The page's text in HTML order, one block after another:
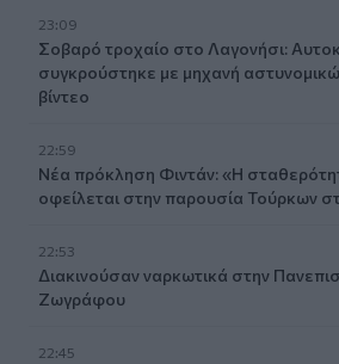
23:09
Σοβαρό τροχαίο στο Λαγονήσι:
συγκρούστηκε με μηχανή
βίντεο
22:59
Νέα πρόκληση Φιντάν: «Η
οφείλεται στην παρουσία Τούρκων
22:53
Διακινούσαν ναρκωτικά στην
Ζωγράφου
22:45